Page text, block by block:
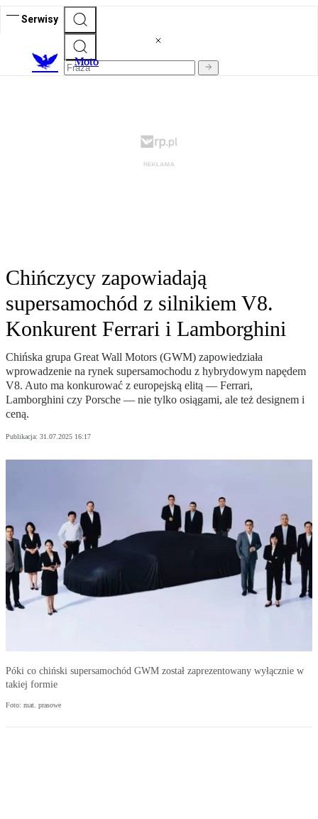
Serwisy
Moto
Chińczycy zapowiadają
supersamochód z silnikiem V8.
Konkurent Ferrari i Lamborghini
Chińska grupa Great Wall Motors (GWM) zapowiedziała
wprowadzenie na rynek supersamochodu z hybrydowym napędem
V8. Auto ma konkurować z europejską elitą — Ferrari,
Lamborghini czy Porsche — nie tylko osiągami, ale też designem i
ceną.
Publikacja: 31.07.2025 16:17
Póki co chiński supersamochód GWM został zaprezentowany wyłącznie w
takiej formie
Foto: mat. prasowe